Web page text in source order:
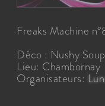
Freaks Machine
Déco : Nushy
Lieu: Chambornay
Organisateurs: